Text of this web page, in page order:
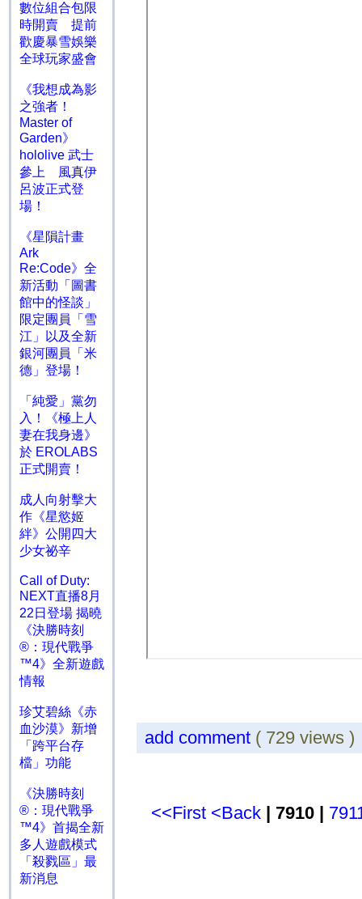
數位組合包限
時開賣 提前
歡慶暴雪娛樂
全球玩家盛會
《我想成為影
之強者！
Master of
Garden》
hololive 武士
參上 風真伊
呂波正式登
場！
《星隕計畫
Ark
Re:Code》全
新活動「圖書
館中的怪談」
限定團員「雪
江」以及全新
銀河團員「米
德」登場！
「純愛」黨勿
入！《極上人
妻在我身邊》
於 EROLABS
正式開賣！
成人向射擊大
作《星慾姬
絆》公開四大
少女祕辛
Call of Duty:
NEXT直播8月
22日登場 揭曉
《決勝時刻
®：現代戰爭
™4》全新遊戲
情報
珍艾碧絲《赤
血沙漠》新增
「跨平台存
檔」功能
《決勝時刻
®：現代戰爭
™4》首揭全新
多人遊戲模式
「殺戮區」最
新消息
add comment ( 729
<<First <Back | 7910 |